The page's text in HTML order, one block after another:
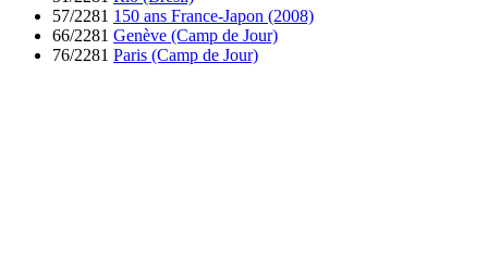
57/2281 150 ans France-Japon (2008)
66/2281 Genève (Camp de Jour)
76/2281 Paris (Camp de Jour)